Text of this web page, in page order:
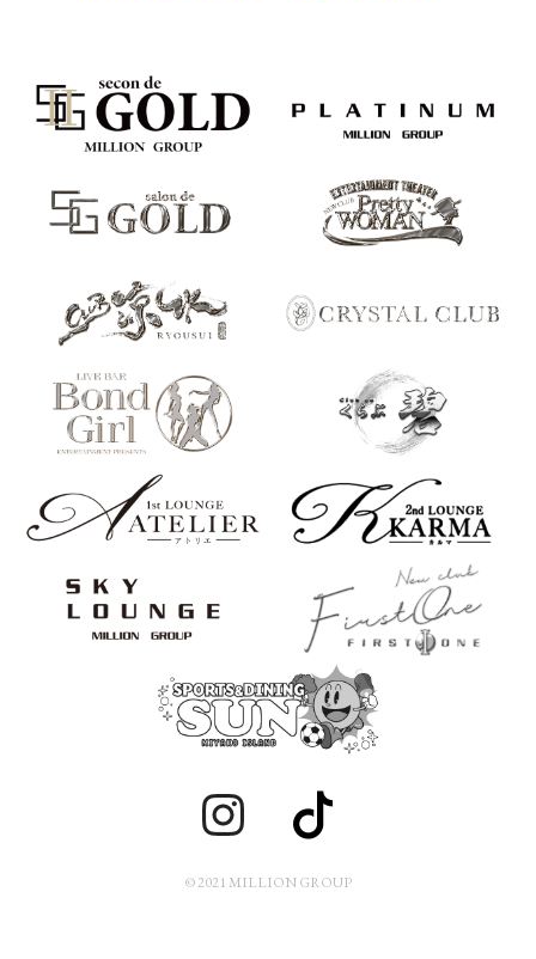
© 2021 MILLION GROUP